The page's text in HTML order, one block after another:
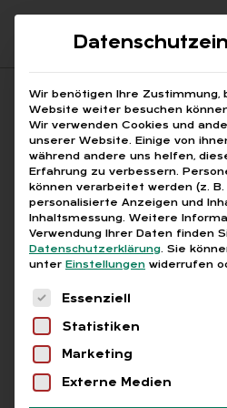
Suchfeld
Breadcrumb-Navigation
STARTSEITE
Alle Bei­trä­ge
Schlag­wort
dungs­plät­ze“
Wir benötigen Ihre Zustimmung,
Website weiter besuchen
Wir verwenden Cookies und
unserer Website. Einige von
während andere uns helfen,
Erfahrung zu verbessern.
können verarbeitet werden (z. B.
personalisierte Anzeigen und
Inhaltsmessung. Weitere
Verwendung Ihrer Daten finden
Datenschutzerklärung. Sie
unter Einstellungen widerrufen
Es folgt eine Liste der
Essenziell
Statistiken
Marketing
Externe Medien